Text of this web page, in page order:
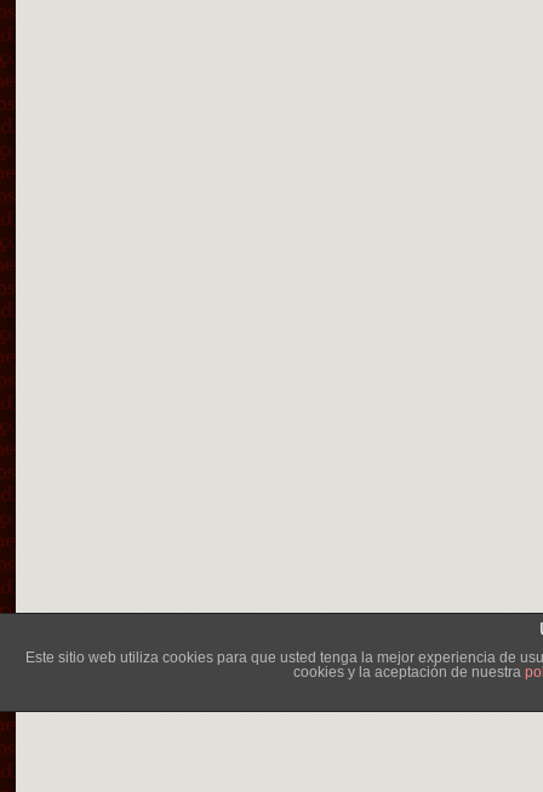
Este sitio web utiliza cookies para que usted tenga la mejor experiencia de
cookies y la aceptación de nuestra